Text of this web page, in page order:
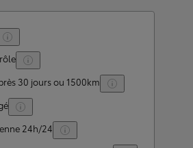
30 jours ou 1500km
24h/24